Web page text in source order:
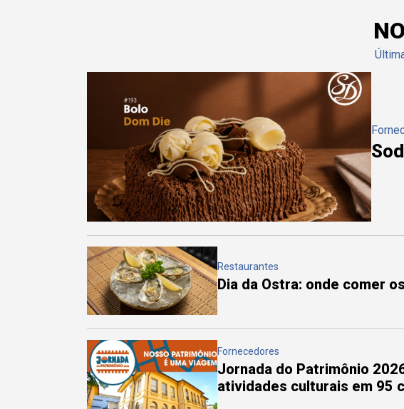
Restaurantes
Dia da Ostra: onde comer
Fornecedores
Jornada do Patrimônio
atividades culturais em 95